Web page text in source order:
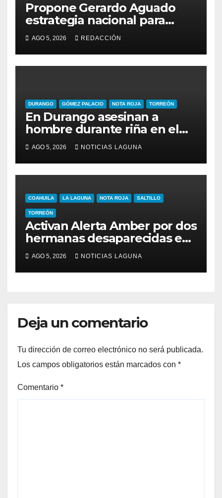
Propone Gerardo Aguado
estrategia nacional para
combatir el despojo de
inmuebles
AGO 5, 2026 REDACCIÓN
DURANGO GÓMEZ PALACIO NOTA ROJA TORREÓN
En Durango asesinan a
hombre durante riña en el
Infonavit Guadalupe Victoria
AGO 5, 2026 NOTICIAS LAGUNA
COAHUILA LA LAGUNA NOTA ROJA SALTILLO
TORREÓN
Activan Alerta Amber por dos
hermanas desaparecidas en
Torreón
AGO 5, 2026 NOTICIAS LAGUNA
Deja un comentario
Tu dirección de correo electrónico no será publicada.
Los campos obligatorios están marcados con *
Comentario *